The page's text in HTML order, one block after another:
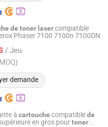
de toner lasercompatible
Phaser 7100 7100n 7100DN
/ Jeu
demande
Co., Ltd.
Depuis 2023
à cartouche compatiblede
en gros pourtoner